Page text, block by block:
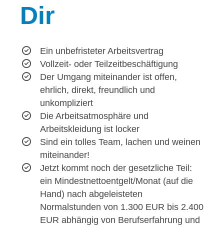
Dir
Ein unbefristeter Arbeitsvertrag
Vollzeit- oder Teilzeitbeschäftigung
Der Umgang miteinander ist offen,
ehrlich, direkt, freundlich und
unkompliziert
Die Arbeitsatmosphäre und
Arbeitskleidung ist locker
Sind ein tolles Team, lachen und weinen
miteinander!
Jetzt kommt noch der gesetzliche Teil:
ein Mindestnettoentgelt/Monat (auf die
Hand) nach abgeleisteten
Normalstunden von 1.300 EUR bis 2.400
EUR abhängig von Berufserfahrung und